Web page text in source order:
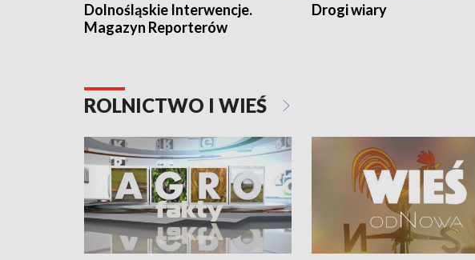
Dolnośląskie Interwencje.
Magazyn Reporterów
Drogi wiary
ROLNICTWO I WIEŚ